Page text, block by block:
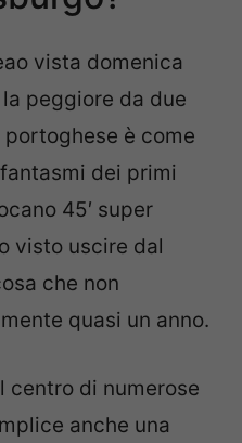
vista domenica
peggiore da due
è come
dei primi
45′ super
visto uscire dal
che non
quasi un anno.
centro di numerose
anche una